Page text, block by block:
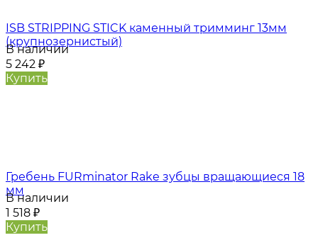
ISB STRIPPING STICK каменный тримминг 13мм
(крупнозернистый)
В наличии
5 242 ₽
Купить
Гребень FURminator Rake зубцы вращающиеся 18
мм
В наличии
1 518 ₽
Купить